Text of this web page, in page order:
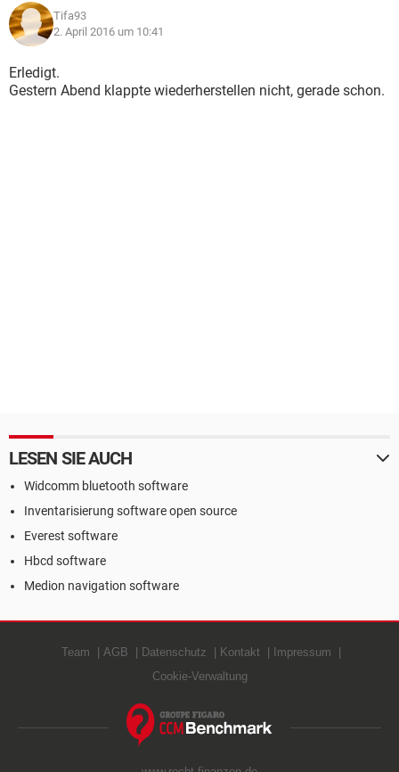
Tifa93
2. April 2016 um 10:41
Erledigt.
Gestern Abend klappte wiederherstellen nicht, gerade schon.
LESEN SIE AUCH
Widcomm bluetooth software
Inventarisierung software open source
Everest software
Hbcd software
Medion navigation software
Team AGB Datenschutz Kontakt
Impressum
Cookie-Verwaltung